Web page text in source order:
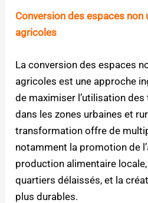
Conversion des espaces non
agricoles
La conversion des espaces
agricoles est une approche
de maximiser l’utilisation
dans les zones urbaines et
transformation offre de
notamment la promotion de
production alimentaire
quartiers délaissés, et la
plus durables.